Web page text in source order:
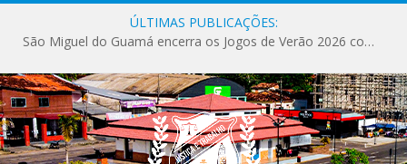
ÚLTIMAS PUBLICAÇÕES:
São Miguel do Guamá encerra os Jogos de Verão 2026 com sucesso de público e competições.